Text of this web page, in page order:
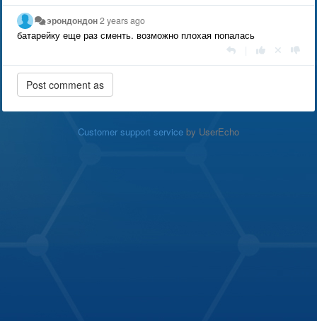
эрондондон2 years ago
батарейку еще раз сменть. возможно плохая попалась
Customer support service by UserEcho